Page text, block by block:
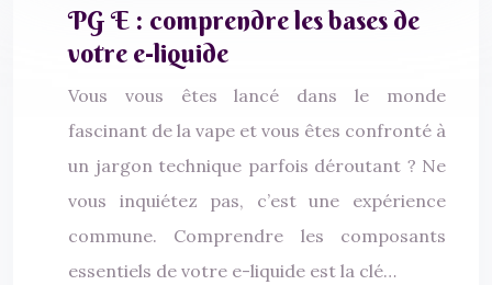
PG E : comprendre les bases de
votre e-liquide
Vous vous êtes lancé dans le monde
fascinant de la vape et vous êtes confronté à
un jargon technique parfois déroutant ? Ne
vous inquiétez pas, c’est une expérience
commune. Comprendre les composants
essentiels de votre e-liquide est la clé…